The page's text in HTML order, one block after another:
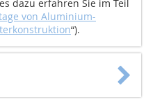
dazu erfahren Sie im Teil
von Aluminium-
“).